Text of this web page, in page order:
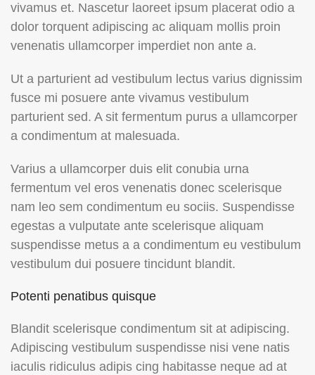
vivamus et. Nascetur laoreet ipsum placerat odio a
dolor torquent adipiscing ac aliquam mollis proin
venenatis ullamcorper imperdiet non ante a.
Ut a parturient ad vestibulum lectus varius dignissim
fusce mi posuere ante vivamus vestibulum
parturient sed. A sit fermentum purus a ullamcorper
a condimentum at malesuada.
Varius a ullamcorper duis elit conubia urna
fermentum vel eros venenatis donec scelerisque
nam leo sem condimentum eu sociis. Suspendisse
egestas a vulputate ante scelerisque aliquam
suspendisse metus a a condimentum eu vestibulum
vestibulum dui posuere tincidunt blandit.
Potenti penatibus quisque
Blandit scelerisque condimentum sit at adipiscing.
Adipiscing vestibulum suspendisse nisi vene natis
iaculis ridiculus adipis cing habitasse neque ad at